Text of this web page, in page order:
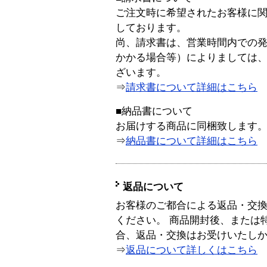
ご注文時に希望されたお客様に
しております。
尚、請求書は、営業時間内での
かかる場合等）によりましては
ざいます。
⇒請求書について詳細はこちら
■納品書について
お届けする商品に同梱致します。
⇒納品書について詳細はこちら
返品について
お客様のご都合による返品・交
ください。 商品開封後、または
合、返品・交換はお受けいたし
⇒返品について詳しくはこちら